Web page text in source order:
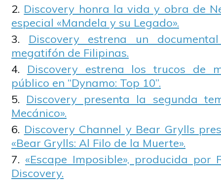
Discovery honra la vida y obra de
especial «Mandela y su Legado».
Discovery estrena un
megatifón de Filipinas.
Discovery estrena los trucos de
público en “Dynamo: Top 10”.
Discovery presenta la segunda
Mecánico».
Discovery Channel y Bear Grylls
«Bear Grylls: Al Filo de la Muerte».
«Escape Imposible», producida
Discovery.